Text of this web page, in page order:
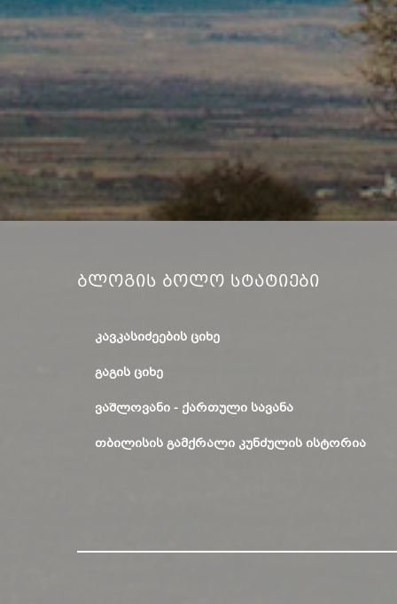
Ბლოგის Ბოლო Სტატიები
ᲙᲐᲕᲙᲐᲡᲘᲫᲔᲔᲑᲘᲡ ᲪᲘᲮᲔ
ᲒᲐᲒᲘᲡ ᲪᲘᲮᲔ
ᲕᲐᲨᲚᲝᲕᲐᲜᲘ - ᲥᲐᲠᲗᲣᲚᲘ ᲡᲐᲕᲐᲜᲐ
ᲗᲑᲘᲚᲘᲡᲘᲡ ᲒᲐᲛᲥᲠᲐᲚᲘ ᲙᲣᲜᲫᲣᲚᲘᲡ ᲘᲡᲢᲝᲠᲘᲐ